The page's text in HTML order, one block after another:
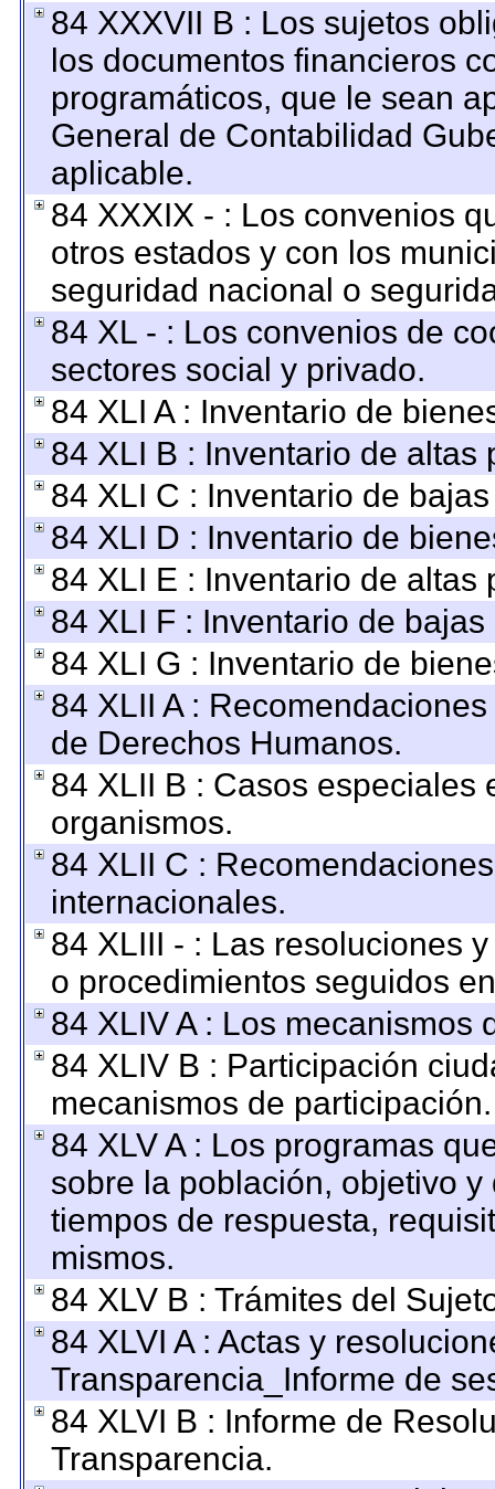
84 XXXVII B : Los sujetos
los documentos financieros
programáticos, que le sean
General de Contabilidad
aplicable.
84 XXXIX - : Los convenios
otros estados y con los
seguridad nacional o
84 XL - : Los convenios de
sectores social y privado.
84 XLI A : Inventario de
84 XLI B : Inventario de
84 XLI C : Inventario de
84 XLI D : Inventario de
84 XLI E : Inventario de
84 XLI F : Inventario de
84 XLI G : Inventario de
84 XLII A :
de Derechos Humanos.
84 XLII B : Casos especiales
organismos.
84 XLII C :
internacionales.
84 XLIII - : Las resoluciones
o procedimientos seguidos
84 XLIV A : Los mecanismos
84 XLIV B : Participación
mecanismos de participación.
84 XLV A : Los programas
sobre la población, objetivo
tiempos de respuesta,
mismos.
84 XLV B : Trámites del
84 XLVI A : Actas y
Transparencia_Informe de
84 XLVI B : Informe de
Transparencia.